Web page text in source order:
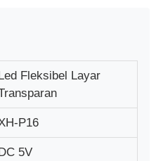
Fleksibel Layar
P16
5V